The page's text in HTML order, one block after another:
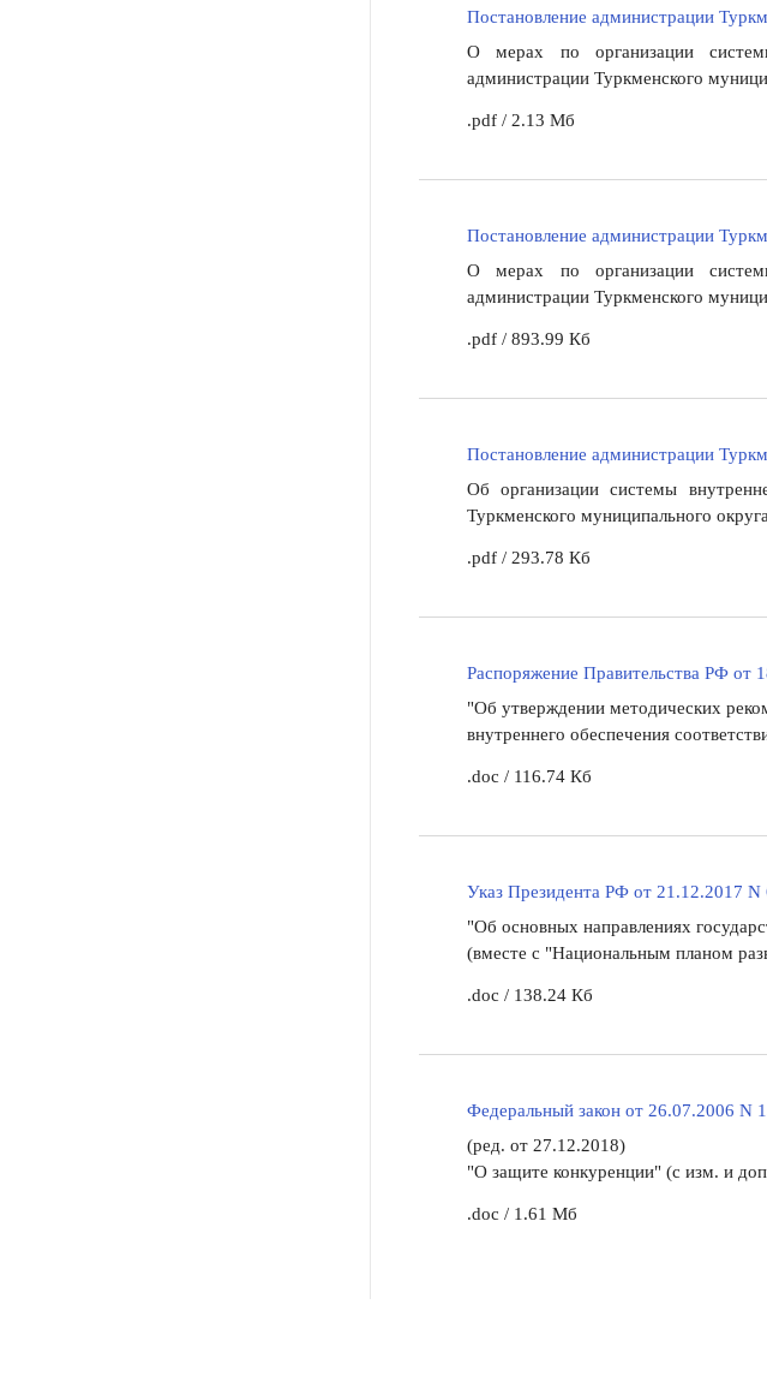
Постановление администрации
О мерах по организации системы
администрации Туркменского
.pdf / 2.13 Мб
Постановление администрации
О мерах по организации системы
администрации Туркменского
.pdf / 893.99 Кб
Постановление администрации
Об организации системы
Туркменского муниципального
.pdf / 293.78 Кб
Распоряжение Правительства РФ от
"Об утверждении методических
внутреннего обеспечения
.doc / 116.74 Кб
Указ Президента РФ от 21.12.2017 N
"Об основных направлениях
(вместе с "Национальным планом
.doc / 138.24 Кб
Федеральный закон от 26.07.2006 N
(ред. от 27.12.2018)
"О защите конкуренции" (с изм. и
.doc / 1.61 Мб